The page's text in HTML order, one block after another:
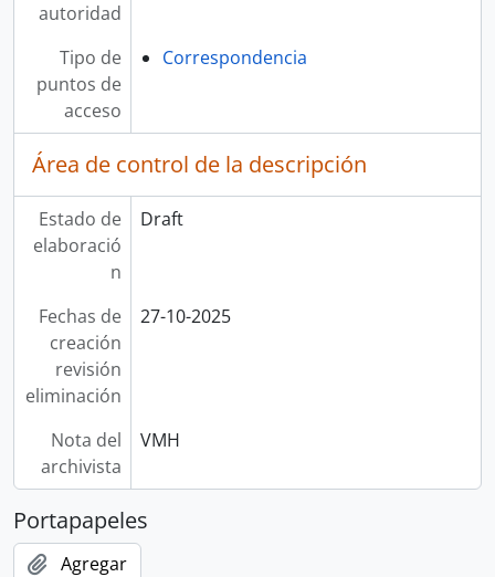
autoridad
Tipo de
puntos de
acceso
Correspondencia
Área de control de la descripción
Estado de
elaboració
n
Draft
Fechas de
creación
revisión
eliminación
27-10-2025
Nota del
archivista
VMH
Portapapeles
Agregar